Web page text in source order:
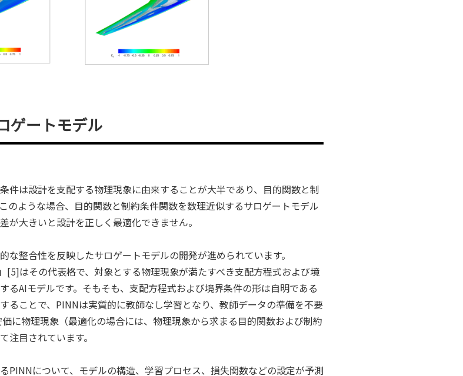
ゲートモデル
件は設計を支配する物理現象に由来することが大半であり、目的関数と制
のような場合、目的関数と制約条件関数を数理近似するサロゲートモデル
大きいと設計を正しく最適化できません。
な整合性を反映したサロゲートモデルの開発が進められています。
はその代表格で、対象とする物理現象が満たすべき支配方程式および境
るAIモデルです。そもそも、支配方程式および境界条件の形は自明である
ることで、PINNは実質的に教師なし学習となり、教師データの準備を不要
に物理現象（最適化の場合には、物理現象から求まる目的関数および制約
注目されています。
PINNについて、モデルの構造、学習プロセス、損失関数などの設定が予測